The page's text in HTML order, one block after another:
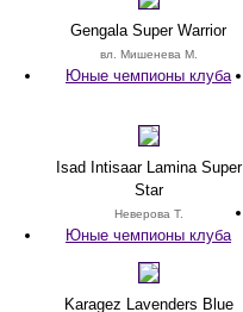
Gengala Super Warrior
вл. Мишенева М.
Юные чемпионы клуба
Isad Intisaar Lamina Super
Star
Неверова Т.
Юные чемпионы клуба
Karagez Lavenders Blue